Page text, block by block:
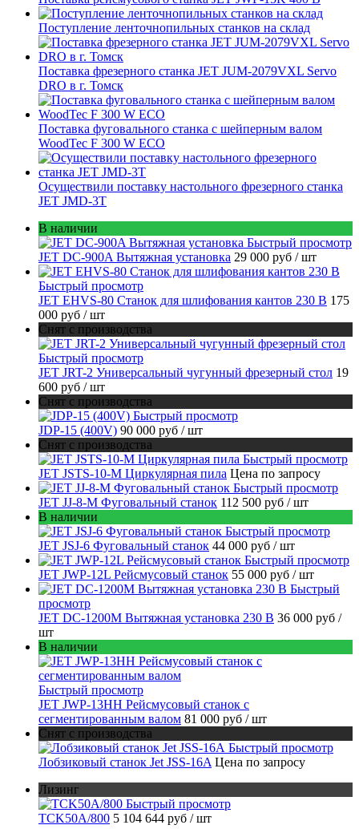
Поступление ленточнопильных станков на склад
Поставка фрезерного станка JET JUM-2079VXL Servo
DRO в г. Томск
Поставка фуговального станка с шейперным валом
WoodTec F 300 W ECO
Осуществили поставку настольного фрезерного станка
JET JMD-3T
В наличии
Быстрый просмотр
JET DC-900A Вытяжная установка 29 000 руб / шт
Быстрый просмотр
JET EHVS-80 Станок для шлифования кантов 230 В 175
000 руб / шт
Снят с производства
Быстрый просмотр
JET JRT-2 Универсальный чугунный фрезерный стол 19
600 руб / шт
Снят с производства
Быстрый просмотр
JDP-15 (400V) 90 000 руб / шт
Снят с производства
Быстрый просмотр
JET JSTS-10-M Циркулярная пила Цена по запросу
Быстрый просмотр
JET JJ-8-M Фуговальный станок 112 500 руб / шт
В наличии
Быстрый просмотр
JET JSJ-6 Фуговальный станок 44 000 руб / шт
Быстрый просмотр
JET JWP-12L Рейсмусовый станок 55 000 руб / шт
Быстрый
просмотр
JET DC-1200M Вытяжная установка 230 В 36 000 руб /
шт
В наличии
Быстрый просмотр
JET JWP-13HH Рейсмусовый станок с
сегментированным валом 81 000 руб / шт
Снят с производства
Быстрый просмотр
Лобзиковый станок Jet JSS-16A Цена по запросу
Лизинг
Быстрый просмотр
TCK50A/800 5 104 644 руб / шт